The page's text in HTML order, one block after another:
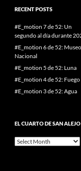
RECENT POSTS
#E_motion 7 de 52: Un
segundo al día durante
#E_motion 6 de 52: Museo
Nacional
#E_motion 5 de 52: Luna
#E_motion 4 de 52: Fuego
#E_motion 3 de 52: Agua
EL CUARTO DE SAN ALEJO
El